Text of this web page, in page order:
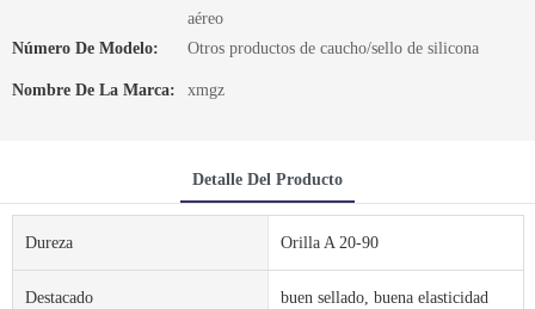
aéreo
Número De Modelo:
Otros productos de caucho/sello de silicona
Nombre De La Marca: xmgz
Detalle Del Producto
Dureza Orilla A 20-90
Destacado buen sellado, buena elasticidad